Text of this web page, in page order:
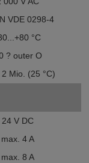
VDE 0298-4
°C
? outer O
Mio. (25 °C)
24 V DC
max. 4 A
max. 8 A